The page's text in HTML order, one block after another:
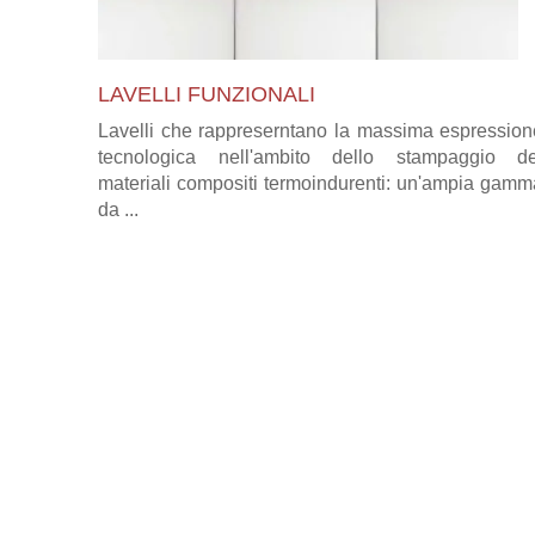
LAVELLI FUNZIONALI
Lavelli che rappreserntano la massima
tecnologica nell'ambito dello stampaggio
materiali compositi termoindurenti: un'ampia
da ...